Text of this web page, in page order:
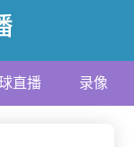
直播 录像